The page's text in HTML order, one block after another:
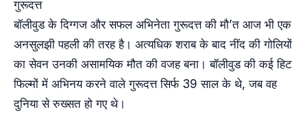
गुरूदत्त
बॉलीवुड के दिग्गज और सफल अभिनेता गुरूदत्त की मौ’त आज भी एक
अनसुलझी पहली की तरह है। अत्यधिक शराब के बाद नींद की गोलियों
का सेवन उनकी असामयिक मौत की वजह बना। बॉलीवुड की कई हिट
फिल्मों में अभिनय करने वाले गुरूदत्त सिर्फ 39 साल के थे, जब वह
दुनिया से रुख्सत हो गए थे।